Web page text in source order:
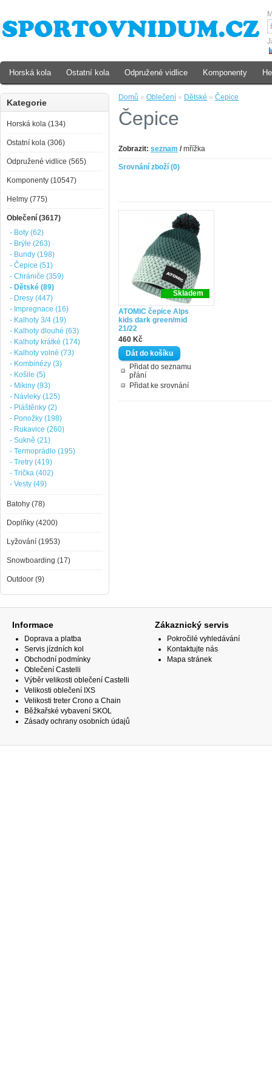
Domů » Oblečení » Dětské » Čepice
Čepice
Zobrazit: seznam /mřížka
Srovnání zboží (0)
Skladem
ATOMIC čepice Alps
kids dark green/mid
21/22
460 Kč
Přidat do seznamu
přání
Přidat ke srovnání
Kategorie
Horská kola (134)
Ostatní kola (306)
Odpružené vidlice (565)
Komponenty (10547)
Helmy (775)
Oblečení (3617)
- Boty (62)
- Brýle (263)
- Bundy (198)
- Čepice (51)
- Chrániče (359)
- Dětské (89)
- Dresy (447)
- Impregnace (16)
- Kalhoty 3/4 (19)
- Kalhoty dlouhé (63)
- Kalhoty krátké (174)
- Kalhoty volné (73)
- Kombinézy (3)
- Košile (5)
- Mikiny (93)
- Návleky (125)
- Pláštěnky (2)
- Ponožky (198)
- Rukavice (260)
- Sukně (21)
- Termoprádlo (195)
- Tretry (419)
- Trička (402)
- Vesty (49)
Batohy (78)
Doplňky (4200)
Lyžování (1953)
Snowboarding (17)
Outdoor (9)
Horská kola Ostatní kola Odpružené vidlice Komponenty
Informace
Doprava a platba
Servis jízdních kol
Obchodní podmínky
Oblečení Castelli
Výběr velikosti oblečení Castelli
Velikosti oblečení IXS
Velikosti treter Crono a Chain
Běžkařské vybavení SKOL
Zásady ochrany osobních údajů
Zákaznický servis
Pokročilé vyhledávání
Kontaktujte nás
Mapa stránek